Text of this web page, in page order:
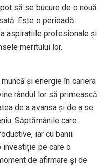
să se bucure de o nouă
Este o perioadă
aspirațiile profesionale și
meritului lor.
și energie în cariera
rândul lor să primească
de a avansa și de a se
Săptămânile care
iar cu banii
investiție pe care o
de afirmare și de